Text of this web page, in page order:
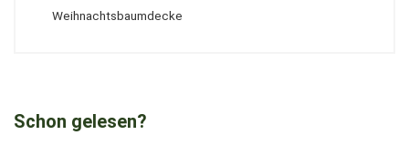
Weihnachtsbaumdecke
Schon gelesen?